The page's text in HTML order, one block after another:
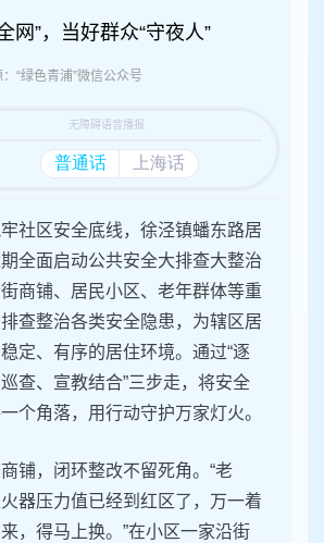
网”，当好群众“守夜人”
绿色青浦”微信公众号
社区安全底线，徐泾镇蟠东路居
全面启动公共安全大排查大整治
商铺、居民小区、老年群体等重
查整治各类安全隐患，为辖区居
定、有序的居住环境。通过“逐
查、宣教结合”三步走，将安全
个角落，用行动守护万家灯火。
铺，闭环整改不留死角。“老
器压力值已经到红区了，万一着
，得马上换。”在小区一家沿街